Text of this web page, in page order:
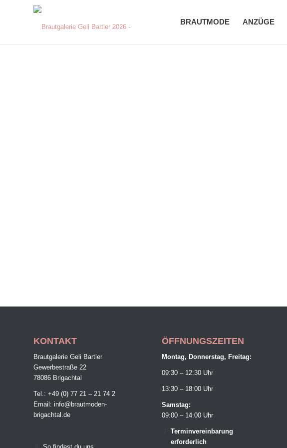
BRAUTMODE ANZÜGE
KONTAKT
Brautgalerie Geli Bartler
Gewerbestraße 22
78086 Brigachtal
Tel.: +49 (0) 77 21 – 21 74 2
Email: info@brautmoden-
brigachtal.de
ÖFFNUNGSZEITEN
Montag, Donnerstag, Freitag:
09:30 – 12:30 Uhr
13:30 – 18:00 Uhr
Samstag:
09:00 – 14:00 Uhr
Terminvereinbarung
erforderlich